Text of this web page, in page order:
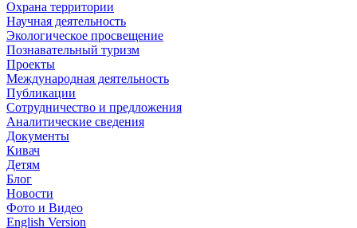
Охрана территории
Научная деятельность
Экологическое просвещение
Познавательный туризм
Проекты
Международная деятельность
Публикации
Сотрудничество и предложения
Аналитические сведения
Документы
Кивач
Детям
Блог
Новости
Фото и Видео
English Version